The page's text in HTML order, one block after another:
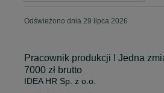
Odświeżono dnia 29 lipca 2026
Pracownik produkcji I Jedna
7000 zł brutto
IDEA HR Sp. z o.o.